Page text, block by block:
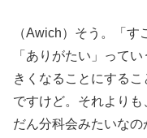
（Awich）そう。「す
「ありがたい」って
きくなることにする
ですけど。それより
だん分科会みたいな